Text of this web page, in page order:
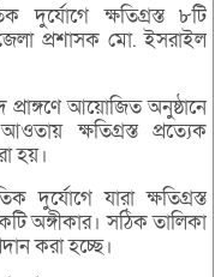
দুর্যোগে ক্ষতিগ্রস্ত ৮টি
প্রশাসক মো. ইসরাইল
আয়োজিত অনুষ্ঠানে
ক্ষতিগ্রস্ত প্রত্যেক
হয়।
দুর্যোগে যারা ক্ষতিগ্রস্ত
অঙ্গীকার। সঠিক তালিকা
করা হচ্ছে।